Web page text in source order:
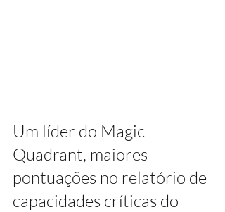
Um líder do Magic
Quadrant, maiores
pontuações no relatório de
capacidades críticas do